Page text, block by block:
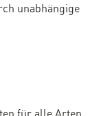
unabhängige
für alle Arten